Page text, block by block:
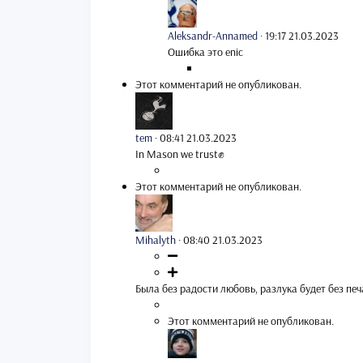
Aleksandr-Annamed ·19:17 21.03.2023
Ошибка это enic
Этот комментарий не опубликован.
tem ·08:41 21.03.2023
In Mason we trust✊
Этот комментарий не опубликован.
Mihalyth ·08:40 21.03.2023
Была без радости любовь, разлука будет без
Этот комментарий не опубликован.